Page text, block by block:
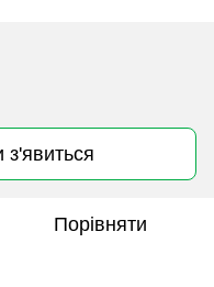
з'явиться
Порівняти